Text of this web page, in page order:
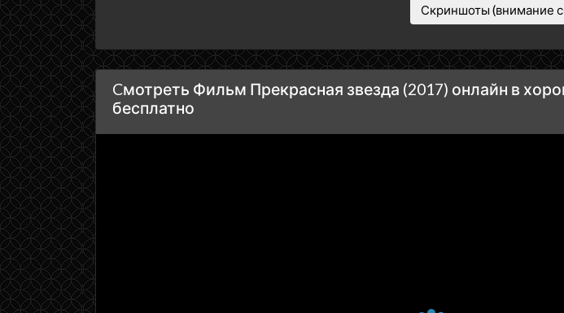
Скриншоты (внимание
Cмотреть Фильм Прекрасная звезда (2017) онлайн в
бесплатно